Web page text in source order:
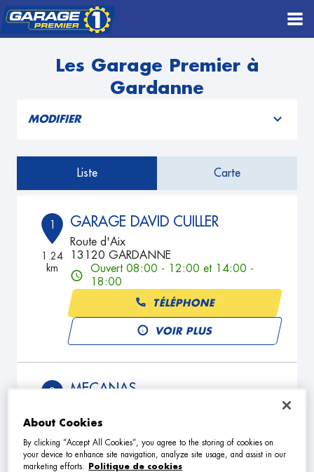
Les Garage Premier à
Gardanne
MODIFIER
Liste Carte
1
1.24
km
GARAGE DAVID CUILLER
Route d'Aix
13120 GARDANNE
Ouvert 08:00 - 12:00 et 14:00 -
18:00
TÉLÉPHONE
VOIR PLUS
2
6.23
MECANAS
13090 AIX EN PROVENCE
TÉLÉPHONE
About Cookies
By clicking “Accept All Cookies”, you agree to the storing of cookies on
your device to enhance site navigation, analyze site usage, and assist in our
marketing efforts.
Politique de cookies